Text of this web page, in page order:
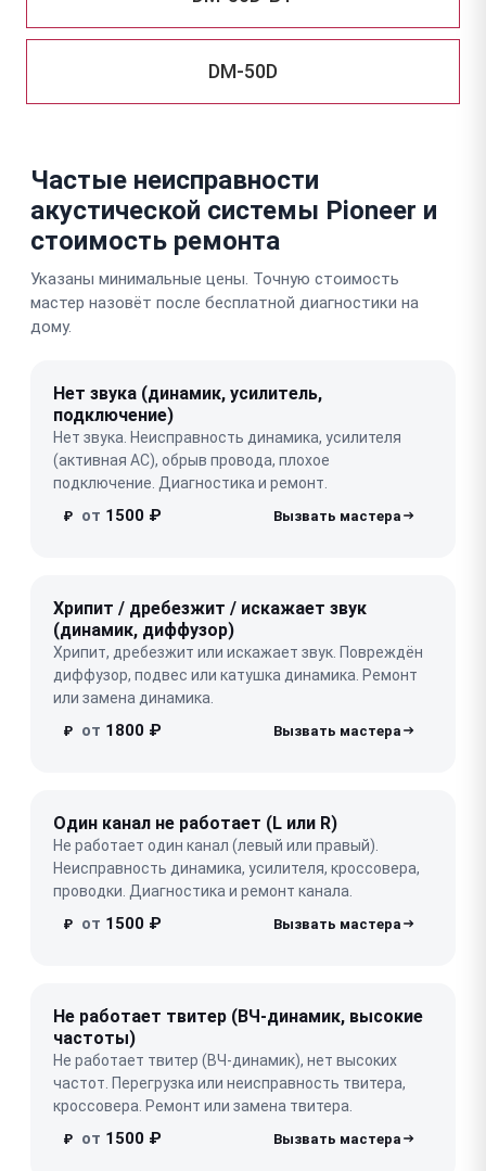
DM-50D
Частые неисправности
акустической системы Pioneer и
стоимость ремонта
Указаны минимальные цены. Точную стоимость
мастер назовёт после бесплатной диагностики на
дому.
Нет звука (динамик, усилитель,
подключение)
Нет звука. Неисправность динамика, усилителя
(активная АС), обрыв провода, плохое
подключение. Диагностика и ремонт.
₽ от 1500 ₽
Хрипит / дребезжит / искажает звук
(динамик, диффузор)
Хрипит, дребезжит или искажает звук. Повреждён
диффузор, подвес или катушка динамика. Ремонт
или замена динамика.
₽ от 1800 ₽
Один канал не работает (L или R)
Не работает один канал (левый или правый).
Неисправность динамика, усилителя, кроссовера,
проводки. Диагностика и ремонт канала.
₽ от 1500 ₽
Не работает твитер (ВЧ-динамик, высокие
частоты)
Не работает твитер (ВЧ-динамик), нет высоких
частот. Перегрузка или неисправность твитера,
кроссовера. Ремонт или замена твитера.
₽ от 1500 ₽